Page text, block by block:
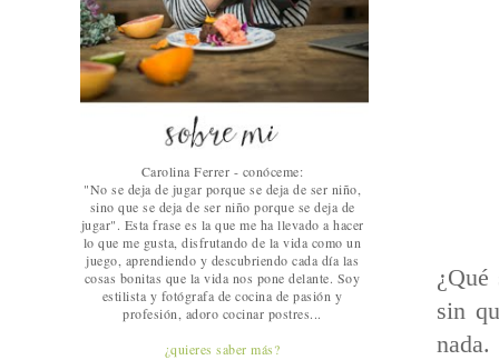
sin
nada.
Carolina Ferrer - conóceme:
"No se deja de jugar porque se deja de ser niño,
sino que se deja de ser niño porque se deja de
jugar". Esta frase es la que me ha llevado a hacer
lo que me gusta, disfrutando de la vida como un
juego, aprendiendo y descubriendo cada día las
cosas bonitas que la vida nos pone delante. Soy
estilista y fotógrafa de cocina de pasión y
profesión, adoro cocinar postres...
¿quieres saber más?